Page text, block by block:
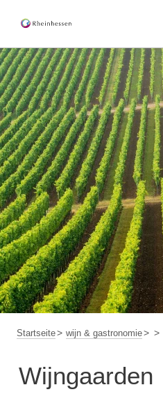
wijn &
actief &
Cultuur
reservering
Rheinhessen-Blog
Startseite wijn & gastronomie
Wijngaarden